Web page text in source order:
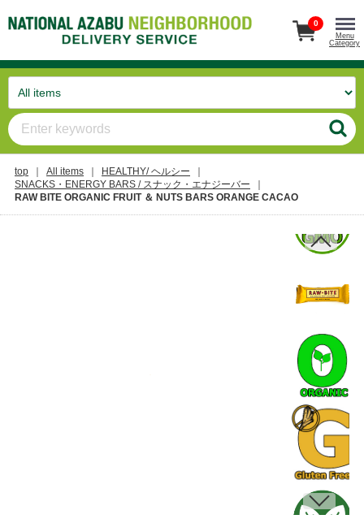
0
Menu
Category
top All items
HEALTHY/ ヘルシー
SNACKS・ENERGY BARS / スナック・エナジーバー
RAW BITE ORGANIC FRUIT ＆ NUTS BARS ORANGE CACAO